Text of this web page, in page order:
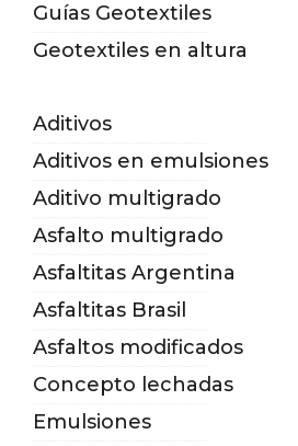
Guías Geotextiles
Geotextiles en altura
Aditivos
Aditivos en emulsiones
Aditivo multigrado
Asfalto multigrado
Asfaltitas Argentina
Asfaltitas Brasil
Asfaltos modificados
Concepto lechadas
Emulsiones